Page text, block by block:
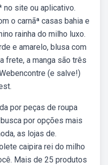
no site ou aplicativo.
o carnãª casas bahia e
rainha do milho luxo.
e amarelo, blusa com
frete, a manga são três
(e salve!)
por peças de roupa
por opções mais
as lojas de.
caipira rei do milho
Mais de 25 produtos